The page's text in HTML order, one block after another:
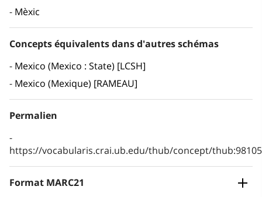
Mèxic
Concepts équivalents dans d'autres schémas
Mexico (Mexico : State) [LCSH]
Mexico (Mexique) [RAMEAU]
Permalien
https://vocabularis.crai.ub.edu/thub/concept/
Format MARC21